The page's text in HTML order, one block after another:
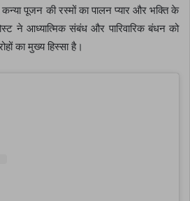
पूजन की रस्मों का पालन प्यार और भक्ति के
ने आध्यात्मिक संबंध और पारिवारिक बंधन को
का मुख्य हिस्सा है।